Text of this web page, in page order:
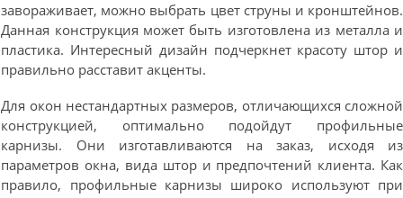
завораживает, можно выбрать цвет струны и кронштейнов.
Данная конструкция может быть изготовлена из металла и
пластика. Интересный дизайн подчеркнет красоту штор и
правильно расставит акценты.
Для окон нестандартных размеров, отличающихся сложной
конструкцией, оптимально подойдут профильные
карнизы. Они изготавливаются на заказ, исходя из
параметров окна, вида штор и предпочтений клиента. Как
правило, профильные карнизы широко используют при